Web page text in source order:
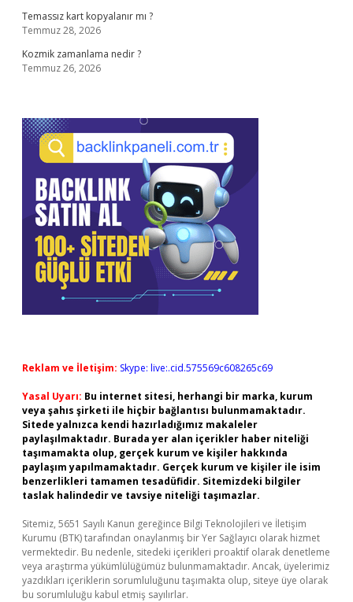
Temassız kart kopyalanır mı ?
Temmuz 28, 2026
Kozmik zamanlama nedir ?
Temmuz 26, 2026
Reklam ve İletişim: Skype: live:.cid.575569c608265c69
Yasal Uyarı: Bu internet sitesi, herhangi bir marka, kurum
veya şahıs şirketi ile hiçbir bağlantısı bulunmamaktadır.
Sitede yalnızca kendi hazırladığımız makaleler
paylaşılmaktadır. Burada yer alan içerikler haber niteliği
taşımamakta olup, gerçek kurum ve kişiler hakkında
paylaşım yapılmamaktadır. Gerçek kurum ve kişiler ile isim
benzerlikleri tamamen tesadüfidir. Sitemizdeki bilgiler
taslak halindedir ve tavsiye niteliği taşımazlar.
Sitemiz, 5651 Sayılı Kanun gereğince Bilgi Teknolojileri ve İletişim
Kurumu (BTK) tarafından onaylanmış bir Yer Sağlayıcı olarak hizmet
vermektedir. Bu nedenle, sitedeki içerikleri proaktif olarak denetleme
veya araştırma yükümlülüğümüz bulunmamaktadır. Ancak, üyelerimiz
yazdıkları içeriklerin sorumluluğunu taşımakta olup, siteye üye olarak
bu sorumluluğu kabul etmiş sayılırlar.